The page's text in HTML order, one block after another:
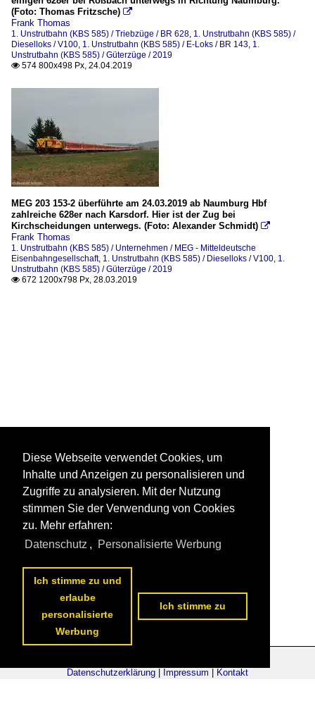
(Foto: Thomas Fritzsche) 
Frank Thomas
1. Unstrutbahn (KBS 585) / Triebzüge / BR 628, 1. Unstrutbahn (KBS 585) /
Dieselloks / V100, 1. Unstrutbahn (KBS 585) / E-Loks / BR 143, 1.
Unstrutbahn (KBS 585) / Güterzüge / 2019
 574 800x498 Px, 24.04.2019
MEG 203 153-2 überführte am 24.03.2019 ab Naumburg Hbf
zahlreiche 628er nach Karsdorf. Hier ist der Zug bei
Kirchscheidungen unterwegs. (Foto: Alexander Schmidt) 
Frank Thomas
1. Unstrutbahn (KBS 585) / Unternehmen / MEG - Mitteldeutsche
Eisenbahngesellschaft, 1. Unstrutbahn (KBS 585) / Dieselloks / V100, 1.
Unstrutbahn (KBS 585) / Güterzüge / 2019
 672 1200x798 Px, 28.03.2019
Datenschutzerklärung Impressum Kontakt
Diese Webseite verwendet Cookies, um
Inhalte und Anzeigen zu personalisieren und
Zugriffe zu analysieren. Mit der Nutzung
stimmen Sie der Verwendung von Cookies
zu. Mehr erfahren:
Datenschutz , Personalisierte Werbung
Ich stimme zu und
erlaube
personalisierte
Werbung
Ich stimme zu